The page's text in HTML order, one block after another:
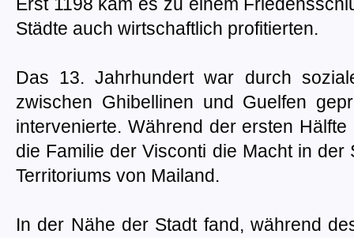
Städte auch wirtschaftlich profitierten.
Das 13. Jahrhundert war durch
zwischen Ghibellinen und Guelfen
intervenierte. Während der ersten
die Familie der Visconti die Macht in der
Territoriums von Mailand.
In der Nähe der Stadt fand, während